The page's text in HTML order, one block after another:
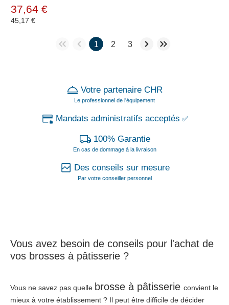
37,64 €
45,17 €
1 2 3
Votre partenaire CHR
Le professionnel de l'équipement
Mandats administratifs acceptés ✅
100% Garantie
En cas de dommage à la livraison
Des conseils sur mesure
Par votre conseiller personnel
Vous avez besoin de conseils pour l'achat de
vos brosses à pâtisserie ?
Vous ne savez pas quelle brosse à pâtisserie convient le
mieux à votre établissement ? Il peut être difficile de décider